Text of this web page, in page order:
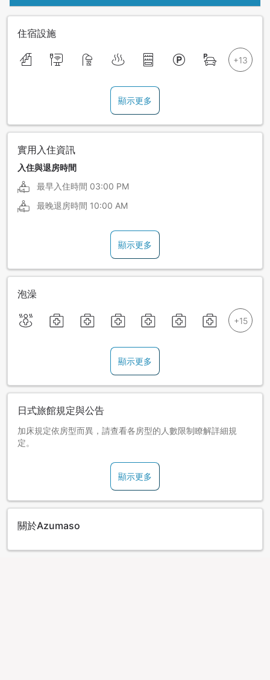
住宿設施
顯示更多
實用入住資訊
入住與退房時間
最早入住時間 03:00 PM
最晚退房時間 10:00 AM
顯示更多
泡澡
顯示更多
日式旅館規定與公告
加床規定依房型而異，請查看各房型的人數限制瞭解詳細規
定。
顯示更多
關於Azumaso